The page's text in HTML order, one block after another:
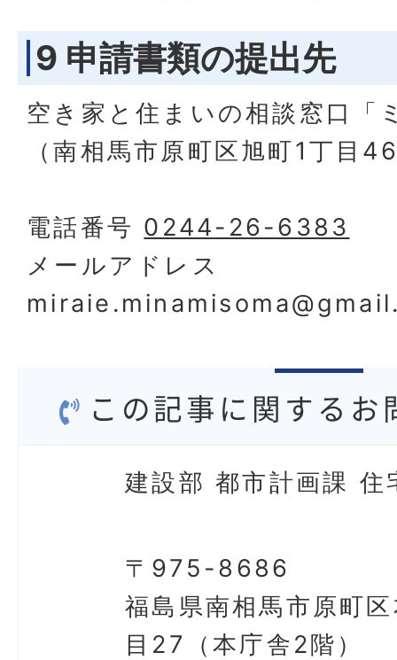
9 申請書類の提出先
空き家と住まいの相談窓口「
（南相馬市原町区旭町1丁目
電話番号 0244-26-6383
メールアドレス
この記事に関するお
建設部 都市計画課 住
〒975-8686
福島県南相馬市原町
目27（本庁舎2階）